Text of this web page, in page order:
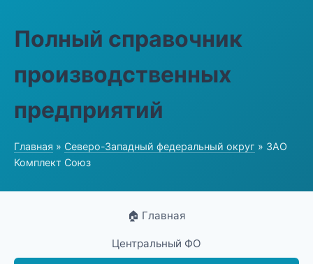
Полный справочник
производственных
предприятий
Главная » Северо-Западный федеральный округ » ЗАО
Комплект Союз
🏠 Главная
Центральный ФО